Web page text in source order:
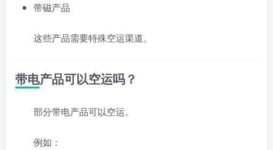
带磁产品
这些产品需要特殊空运渠道。
带电产品可以空运吗？
部分带电产品可以空运。
例如：